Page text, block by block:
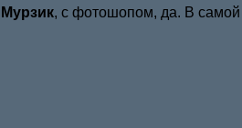
Мурзик, c фотошопом, да. В самой